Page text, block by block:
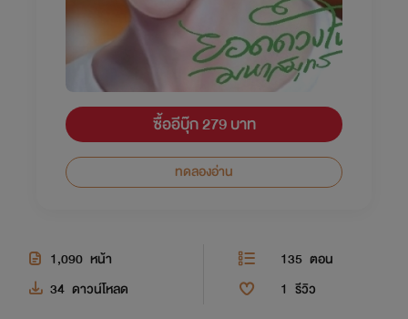
ซื้ออีบุ๊ก 279 บาท
ทดลองอ่าน
1,090 หน้า 135 ตอน
34 ดาวน์โหลด 1 รีวิว